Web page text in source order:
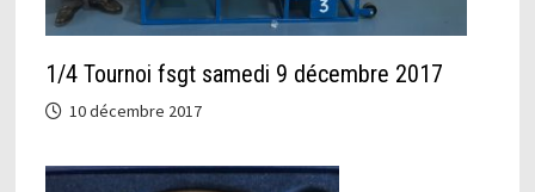
1/4 Tournoi fsgt samedi 9 décembre 2017
10 décembre 2017